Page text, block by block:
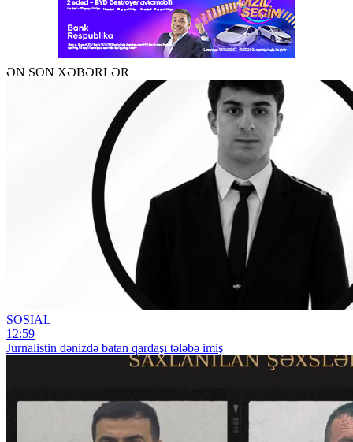
ƏN SON XƏBƏRLƏR
SOSİAL
12:59
Jurnalistin dənizdə batan qardaşı tələbə imiş